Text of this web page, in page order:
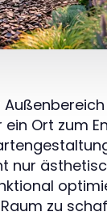
Ort zum
nur
zu